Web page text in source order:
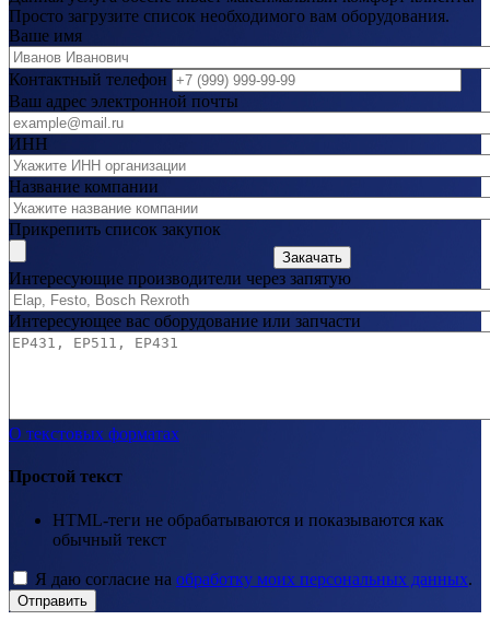
Просто загрузите список необходимого вам оборудования.
Ваше имя
Контактный телефон
Ваш адрес электронной почты
ИНН
Название компании
Прикрепить список закупок
Закачать
Интересующие производители через запятую
Интересующее вас оборудование или запчасти
О текстовых форматах
Простой текст
HTML-теги не обрабатываются и показываются как
обычный текст
Я даю согласие на обработку моих персональных данных.
Отправить